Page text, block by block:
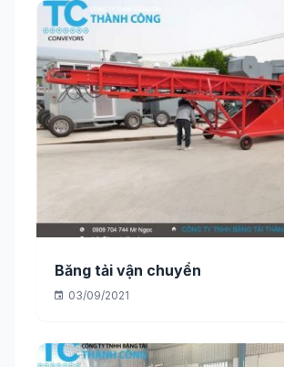
Băng tải vận chuyển
03/09/2021